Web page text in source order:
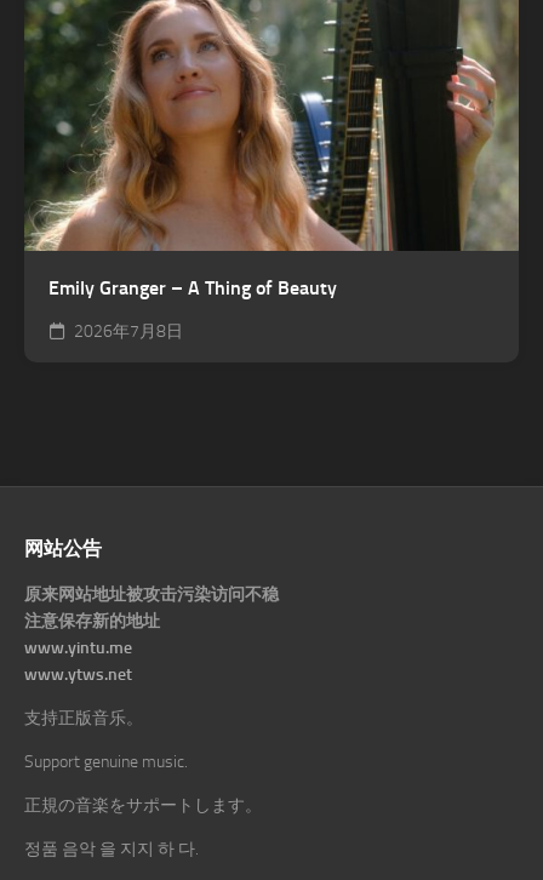
Emily Granger – A Thing of Beauty
2026年7月8日
网站公告
原来网站地址被攻击污染访问不稳
注意保存新的地址
www.yintu.me
www.ytws.net
支持正版音乐。
Support genuine music.
正規の音楽をサポートします。
정품 음악 을 지지 하 다.